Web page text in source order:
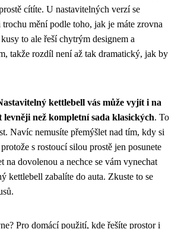
cítíte. U nastavitelných verzí se
mění podle toho, jak je máte zrovna
to ale řeší chytrým designem a
takže rozdíl není až tak dramatický, jak by
kettlebell vás může vyjít i na
levněji než kompletní sada klasických. To
Navíc nemusíte přemýšlet nad tím, kdy si
s rostoucí silou prostě jen posunete
na dovolenou a nechce se vám vynechat
kettlebell zabalíte do auta. Zkuste to se
Pro domácí použití, kde řešíte prostor i